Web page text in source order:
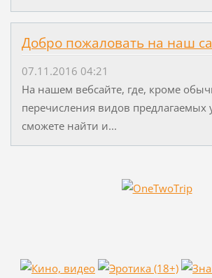
Добро пожаловать на наш
07.11.2016 04:21
На нашем вебсайте, где, кроме
перечисления видов предлагаемых
сможете найти и...